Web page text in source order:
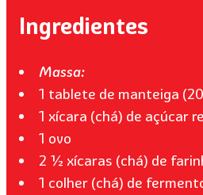
Ingredientes
Massa:
1 tablete de manteiga
1 xícara (chá) de açúcar
1 ovo
2 ½ xícaras (chá) de
1 colher (chá) de